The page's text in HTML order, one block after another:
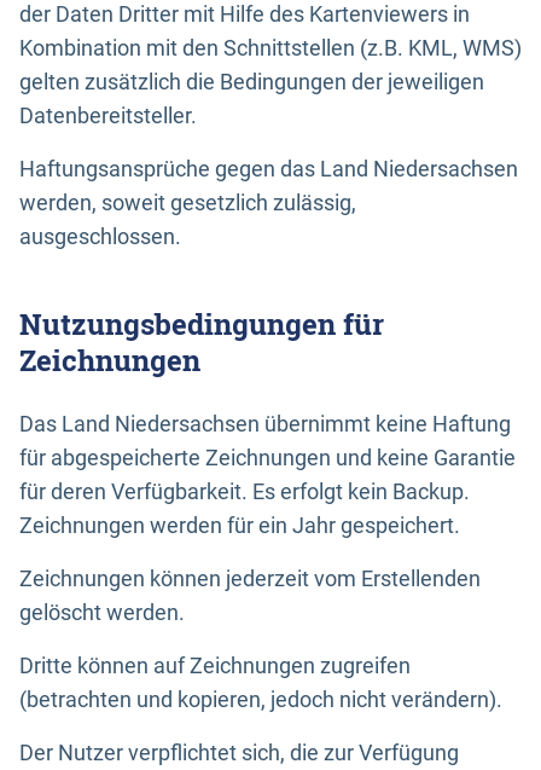
der Daten Dritter mit Hilfe des Kartenviewers in
Kombination mit den Schnittstellen (z.B. KML, WMS)
gelten zusätzlich die Bedingungen der jeweiligen
Datenbereitsteller.
Haftungsansprüche gegen das Land Niedersachsen
werden, soweit gesetzlich zulässig,
ausgeschlossen.
Nutzungsbedingungen für
Zeichnungen
Das Land Niedersachsen übernimmt keine Haftung
für abgespeicherte Zeichnungen und keine Garantie
für deren Verfügbarkeit. Es erfolgt kein Backup.
Zeichnungen werden für ein Jahr gespeichert.
Zeichnungen können jederzeit vom Erstellenden
gelöscht werden.
Dritte können auf Zeichnungen zugreifen
(betrachten und kopieren, jedoch nicht verändern).
Der Nutzer verpflichtet sich, die zur Verfügung